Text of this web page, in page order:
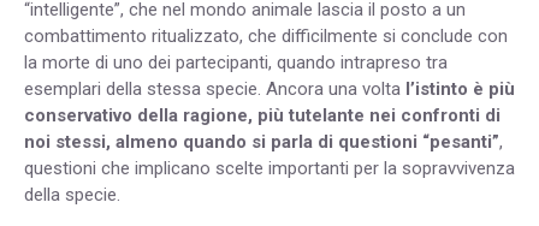
“intelligente”, che nel mondo animale lascia il posto a un
combattimento ritualizzato, che difficilmente si conclude con
la morte di uno dei partecipanti, quando intrapreso tra
esemplari della stessa specie. Ancora una volta l’istinto è più
conservativo della ragione, più tutelante nei confronti di
noi stessi, almeno quando si parla di questioni “pesanti”,
questioni che implicano scelte importanti per la sopravvivenza
della specie.